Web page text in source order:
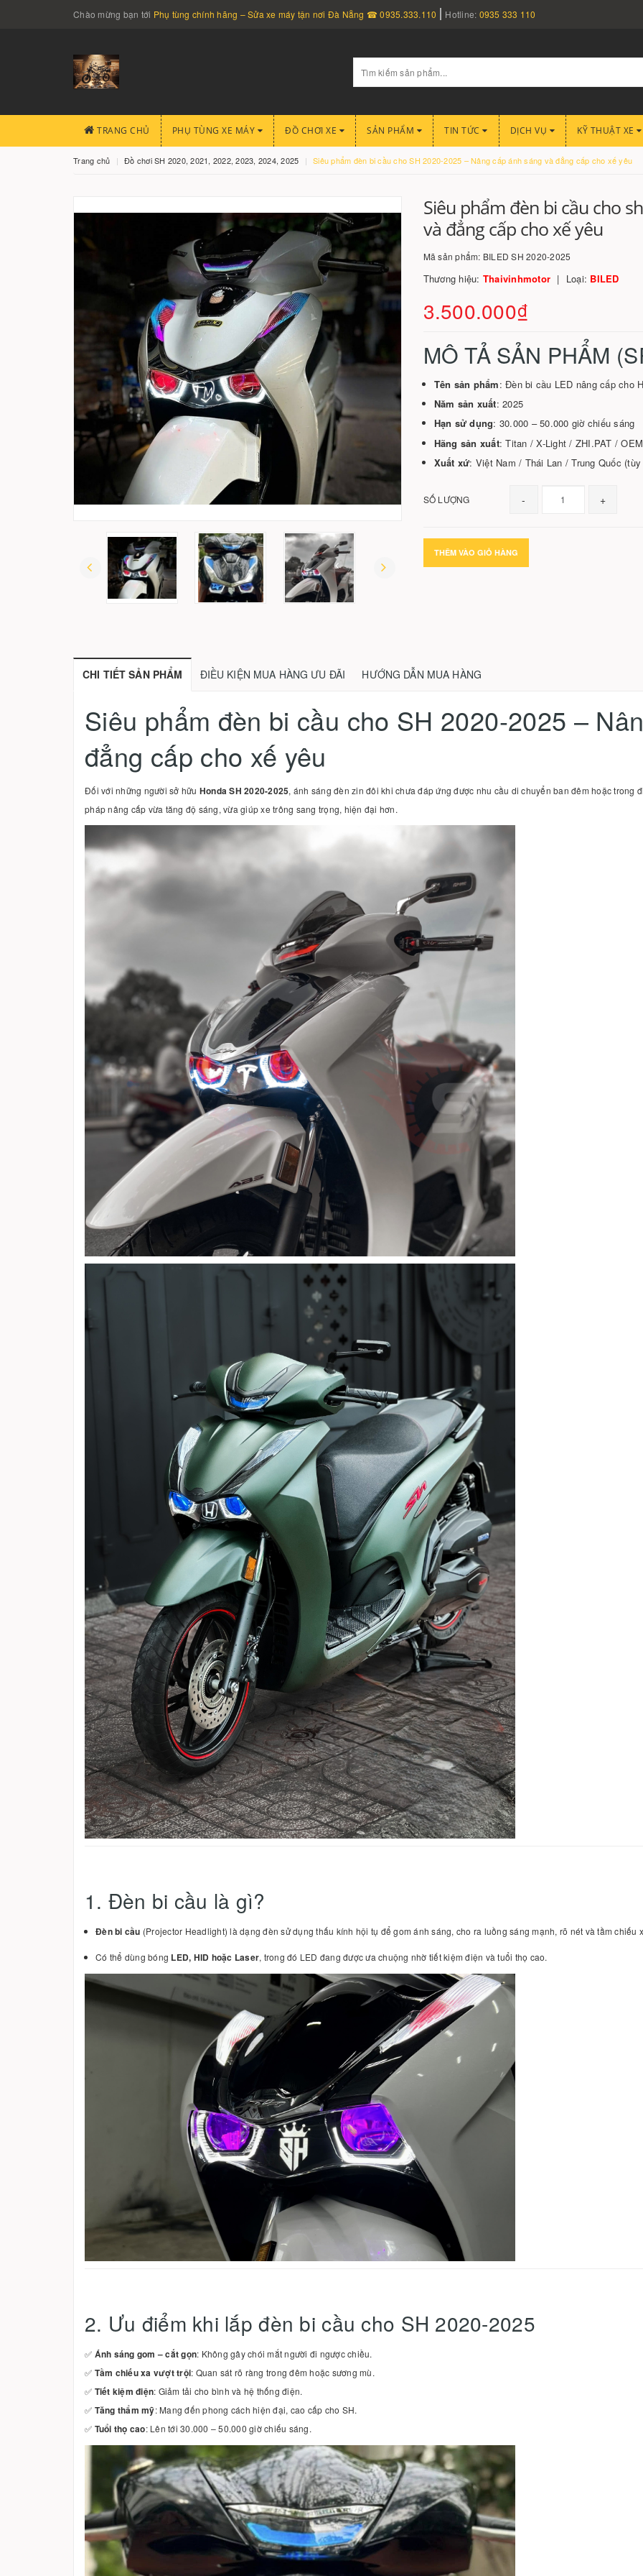
Chào mừng bạn tới Phụ tùng chính hãng – Sửa xe máy tận nơi Đà Nẵng ☎ 0935.333.110 Hotline: 0935 333 110
TRANG CHỦ PHỤ TÙNG XE MÁY ĐỒ CHƠI XE SẢN PHẨM TIN TỨC DỊCH VỤ KỸ THUẬT XE
Trang chủ Đồ chơi SH 2020, 2021, 2022, 2023, 2024, 2025 Siêu phẩm đèn bi cầu cho SH 2020-2025 – Nâng cấp ánh sáng và đẳng cấp cho xế yêu
Siêu phẩm đèn bi cầu cho
và đẳng cấp cho xế yêu
Mã sản phẩm: BILED SH 2020-2025
Thương hiệu: Thaivinhmotor Loại: BILED
3.500.000₫
MÔ TẢ SẢN PHẨM
Tên sản phẩm: Đèn bi cầu LED nâng cấp cho
Năm sản xuất: 2025
Hạn sử dụng: 30.000 – 50.000 giờ chiếu sáng
Hãng sản xuất: Titan / X-Light / ZHI.PAT / OEM
Xuất xứ: Việt Nam / Thái Lan / Trung Quốc
SỐ LƯỢNG - +
THÊM VÀO GIỎ HÀNG
CHI TIẾT SẢN PHẨM ĐIỀU KIỆN MUA HÀNG ƯU ĐÃI HƯỚNG DẪN MUA HÀNG
Siêu phẩm đèn bi cầu cho SH 2020-2025 –
đẳng cấp cho xế yêu
Đối với những người sở hữu Honda SH 2020-2025, ánh sáng đèn zin đôi khi chưa đáp ứng được nhu cầu di chuyển ban đêm hoặc trong
pháp nâng cấp vừa tăng độ sáng, vừa giúp xe trông sang trọng, hiện đại hơn.
1. Đèn bi cầu là gì?
Đèn bi cầu (Projector Headlight) là dạng đèn sử dụng thấu kính hội tụ để gom ánh sáng, cho ra luồng sáng mạnh, rõ nét và tầm chiếu
Có thể dùng bóng LED, HID hoặc Laser, trong đó LED đang được ưa chuộng nhờ tiết kiệm điện và tuổi thọ cao.
2. Ưu điểm khi lắp đèn bi cầu cho SH 2020-2025
✅ Ánh sáng gom – cắt gọn: Không gây chói mắt người đi ngược chiều.
✅ Tầm chiếu xa vượt trội: Quan sát rõ ràng trong đêm hoặc sương mù.
✅ Tiết kiệm điện: Giảm tải cho bình và hệ thống điện.
✅ Tăng thẩm mỹ: Mang đến phong cách hiện đại, cao cấp cho SH.
✅ Tuổi thọ cao: Lên tới 30.000 – 50.000 giờ chiếu sáng.